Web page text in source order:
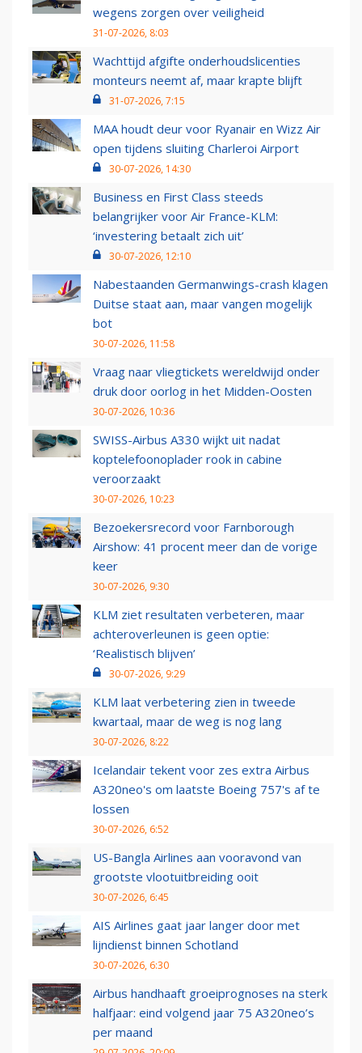
wegens zorgen over veiligheid
31-07-2026, 8:03
Wachttijd afgifte onderhoudslicenties
monteurs neemt af, maar krapte blijft
31-07-2026, 7:15
MAA houdt deur voor Ryanair en Wizz Air
open tijdens sluiting Charleroi Airport
30-07-2026, 14:30
Business en First Class steeds
belangrijker voor Air France-KLM:
‘investering betaalt zich uit’
30-07-2026, 12:10
Nabestaanden Germanwings-crash klagen
Duitse staat aan, maar vangen mogelijk
bot
30-07-2026, 11:58
Vraag naar vliegtickets wereldwijd onder
druk door oorlog in het Midden-Oosten
30-07-2026, 10:36
SWISS-Airbus A330 wijkt uit nadat
koptelefoonoplader rook in cabine
veroorzaakt
30-07-2026, 10:23
Bezoekersrecord voor Farnborough
Airshow: 41 procent meer dan de vorige
keer
30-07-2026, 9:30
KLM ziet resultaten verbeteren, maar
achteroverleunen is geen optie:
‘Realistisch blijven’
30-07-2026, 9:29
KLM laat verbetering zien in tweede
kwartaal, maar de weg is nog lang
30-07-2026, 8:22
Icelandair tekent voor zes extra Airbus
A320neo's om laatste Boeing 757's af te
lossen
30-07-2026, 6:52
US-Bangla Airlines aan vooravond van
grootste vlootuitbreiding ooit
30-07-2026, 6:45
AIS Airlines gaat jaar langer door met
lijndienst binnen Schotland
30-07-2026, 6:30
Airbus handhaaft groeiprognoses na sterk
halfjaar: eind volgend jaar 75 A320neo’s
per maand